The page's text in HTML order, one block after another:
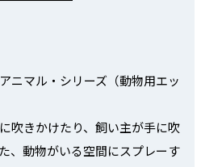
ニマル・シリーズ（動物用エッ
吹きかけたり、飼い主が手に吹
、動物がいる空間にスプレーす